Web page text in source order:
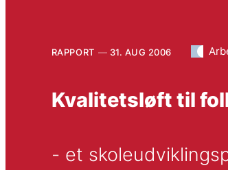
RAPPORT 31. AUG 2006
Kvalitetsløft til
- et